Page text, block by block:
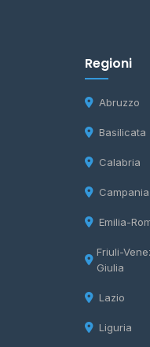
Regioni
Abruzzo
Basilicata
Calabria
Campania
Emilia-
Friuli-
Giulia
Lazio
Liguria